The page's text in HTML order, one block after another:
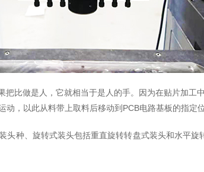
比做是人，它就相当于是人的手。因为在贴片加工
，以此从料带上取料后移动到PCB电路基板的指定
种、旋转式装头包括重直旋转转盘式装头和水平